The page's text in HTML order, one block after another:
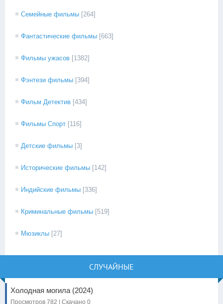
Семейные фильмы [264]
Фантастические фильмы [663]
Фильмы ужасов [1382]
Фэнтези фильмы [394]
Фильм Детектив [434]
Фильмы Спорт [116]
Детские фильмы [3]
Исторические фильмы [142]
Индийские фильмы [336]
Криминальные фильмы [519]
Мюзиклы [27]
СЛУЧАЙНЫЕ
Холодная могила (2024)
Просмотров 782 | Скачано 0